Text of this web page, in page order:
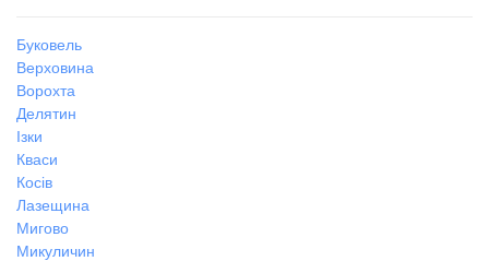
Буковель
Верховина
Ворохта
Делятин
Ізки
Кваси
Косів
Лазещина
Мигово
Микуличин